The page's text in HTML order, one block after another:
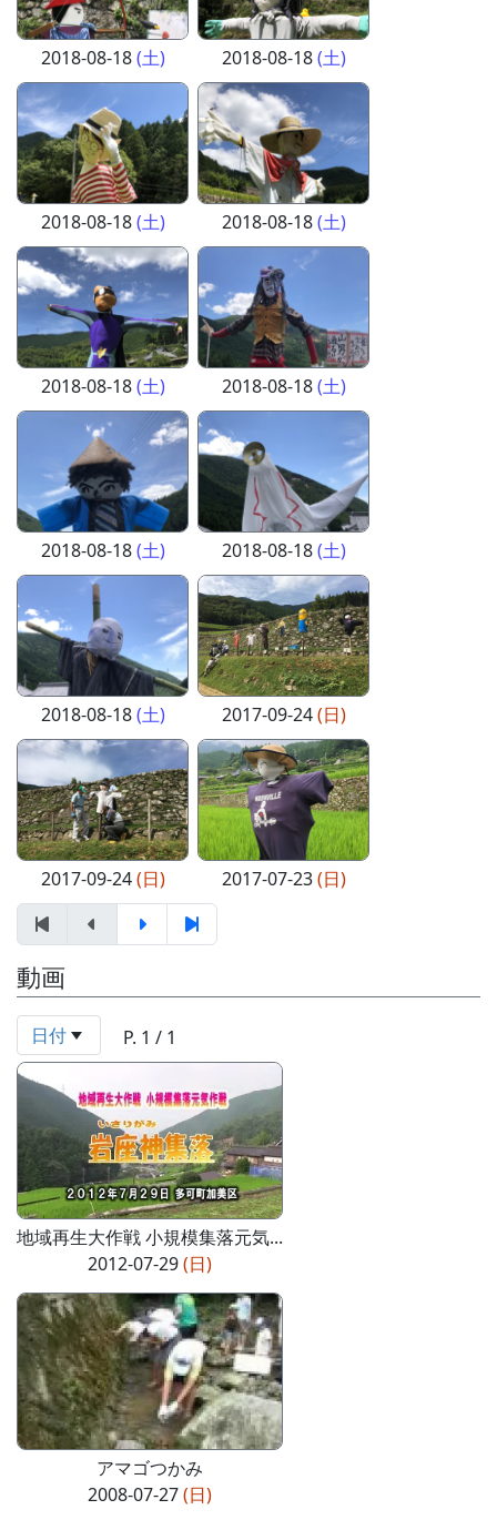
2018-08-18(土) 2018-08-18(土)
2018-08-18(土) 2018-08-18(土)
2018-08-18(土) 2018-08-18(土)
2018-08-18(土) 2018-08-18(土)
2018-08-18(土) 2017-09-24(日)
2017-09-24(日) 2017-07-23(日)
動画
日付 P. 1 / 1
地域再生大作戦 小規模集落元気...
2012-07-29(日)
アマゴつかみ
2008-07-27(日)